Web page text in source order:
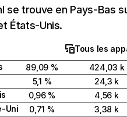
se trouve en Pays-Bas
États-Unis.
Tous les
89,09 %
424,03 k
5,1 %
24,3 k
0,96 %
4,56 k
Uni
0,71 %
3,38 k